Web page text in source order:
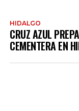
HIDALGO
CRUZ AZUL
CEMENTERA EN